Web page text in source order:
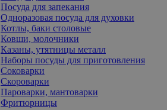
Посуда для запекания
Одноразовая посуда для духовки
Котлы, баки столовые
Ковши, молочники
Казаны, утятницы металл
Наборы посуды для приготовления
Соковарки
Скороварки
Пароварки, мантоварки
Фритюрницы